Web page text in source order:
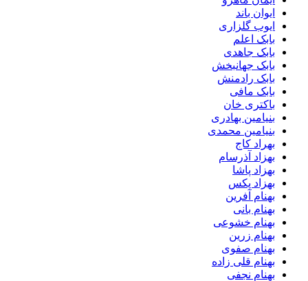
ایوان باند
ایوب گلزاری
بابک اعلم
بابک جاهدی
بابک جهانبخش
بابک رادمنش
بابک مافی
باکتری خان
بنیامین بهادری
بنیامین محمدی
بهراد کاج
بهزاد آذرسام
بهزاد پاشا
بهزاد پکس
بهنام آفرین
بهنام بانی
بهنام خشوعی
بهنام زرین
بهنام صفوی
بهنام قلی زاده
بهنام نجفی